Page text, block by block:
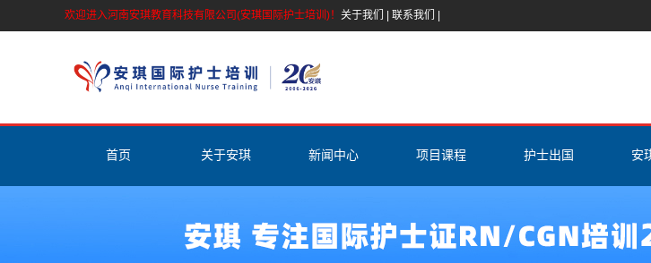
欢迎进入河南安琪教育科技有限公司(安琪国际护士培训)！ 关于我们 联系我们
首页 关于安琪
安琪资质
新闻中心
护理资讯
项目课程
美国RN
护士出国
EB3项目
安